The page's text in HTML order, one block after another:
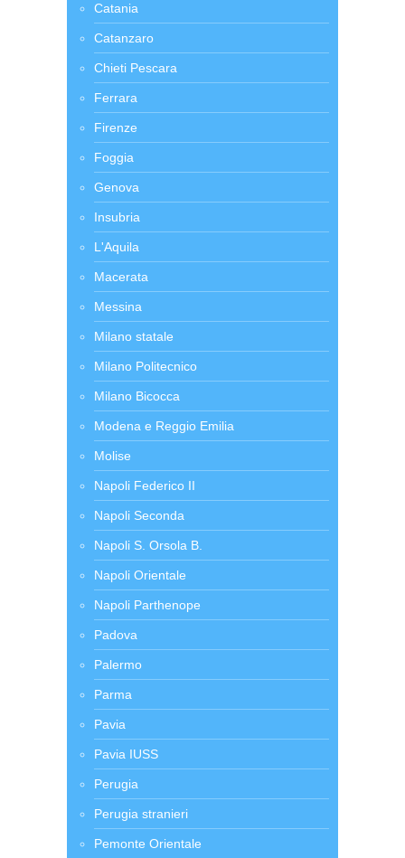
Catania
Catanzaro
Chieti Pescara
Ferrara
Firenze
Foggia
Genova
Insubria
L'Aquila
Macerata
Messina
Milano statale
Milano Politecnico
Milano Bicocca
Modena e Reggio Emilia
Molise
Napoli Federico II
Napoli Seconda
Napoli S. Orsola B.
Napoli Orientale
Napoli Parthenope
Padova
Palermo
Parma
Pavia
Pavia IUSS
Perugia
Perugia stranieri
Pemonte Orientale